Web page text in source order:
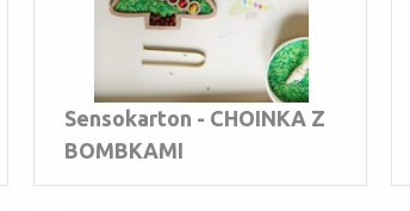
Sensokarton - CHOINKA Z
BOMBKAMI